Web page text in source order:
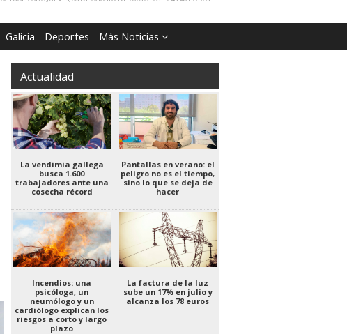
Galicia Deportes Más Noticias
Actualidad
La vendimia gallega
busca 1.600
trabajadores ante una
cosecha récord
Pantallas en verano: el
peligro no es el tiempo,
sino lo que se deja de
hacer
Incendios: una
psicóloga, un
neumólogo y un
cardiólogo explican los
riesgos a corto y largo
plazo
La factura de la luz
sube un 17% en julio y
alcanza los 78 euros